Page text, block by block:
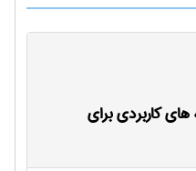
های کاربردی برای